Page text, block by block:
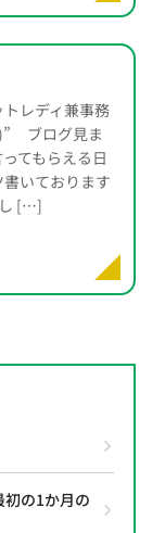
レディ兼事務
ブログ見ま
てもらえる日
いております
[…]
の1か月の